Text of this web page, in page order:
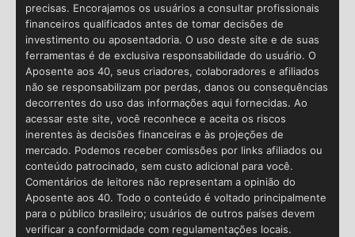
precisas. Encorajamos os usuários a consultar profissionais
financeiros qualificados antes de tomar decisões de
investimento ou aposentadoria. O uso deste site e de suas
ferramentas é de exclusiva responsabilidade do usuário. O
Aposente aos 40, seus criadores, colaboradores e afiliados
não se responsabilizam por perdas, danos ou consequências
decorrentes do uso das informações aqui fornecidas. Ao
acessar este site, você reconhece e aceita os riscos
inerentes às decisões financeiras e às projeções de
mercado. Podemos receber comissões por links afiliados ou
conteúdo patrocinado, sem custo adicional para você.
Comentários de leitores não representam a opinião do
Aposente aos 40. Todo o conteúdo é voltado principalmente
para o público brasileiro; usuários de outros países devem
verificar a conformidade com regulamentações locais.